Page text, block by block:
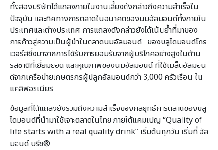
ทั้งสองบริษัทได้แถลงภายในงานเลี้ยงดังกล่าวถึงความสำเร็จใน
ปัจจุบัน และทิศทางการตลาดในอนาคตของนมอัลมอนด์ทั้งภายใน
ประเทศและต่างประเทศ การแถลงดังกล่าวยังได้เน้นย้ำที่มาของ
การก้าวสู่ความเป็นผู้นำในตลาดนมอัลมอนด์ ของบลูไดมอนด์โกร
เวอร์สซึ่งมาจากการได้รับการยอมรับจากผู้บริโภคอย่างสูงในด้าน
รสชาติที่เยี่ยมยอด และคุณภาพของนมอัลมอนด์ ที่ใช้เมล็ดอัลมอน
ด์จากเครือข่ายเกษตรกรผู้ปลูกอัลมอนด์กว่า 3,000 ครัวเรือน ใน
แคลิฟอร์เนียร์
ข้อมูลที่ได้แถลงยังรวมถึงความสำเร็จของกลยุทธ์การตลาดของบลู
ไดมอนด์ที่นำมาใช้เจาะตลาดในไทย ภายใต้แคมเปญ “Quality of
life starts with a real quality drink” เริ่มต้นทุกวัน เริ่มที่ อัล
มอนด์ บรีซ®